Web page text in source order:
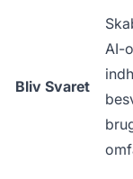
Bliv Svaret
AI-